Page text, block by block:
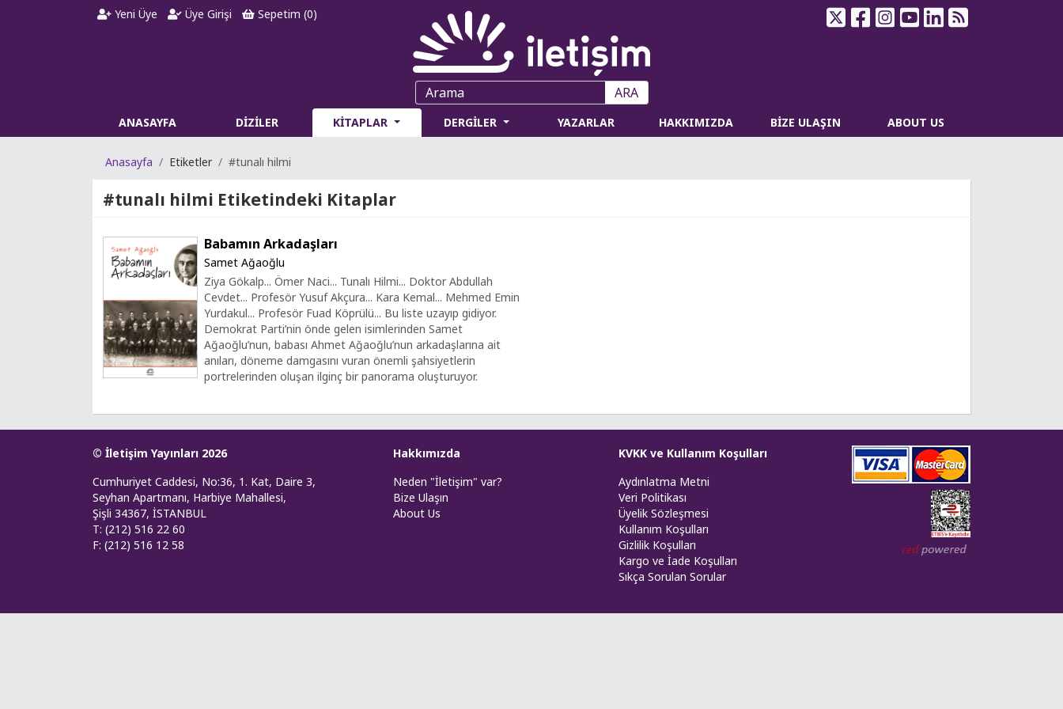
Yeni Üye Üye Girişi Sepetim (0)
ARA
ANASAYFA DİZİLER KİTAPLAR DERGİLER YAZARLAR HAKKIMIZDA BİZE ULAŞIN ABOUT US
Anasayfa Etiketler #tunalı hilmi
#tunalı hilmi Etiketindeki Kitaplar
Babamın Arkadaşları
Samet Ağaoğlu
Ziya Gökalp... Ömer Naci... Tunalı Hilmi... Doktor Abdullah
Cevdet... Profesör Yusuf Akçura... Kara Kemal... Mehmed Emin
Yurdakul... Profesör Fuad Köprülü... Bu liste uzayıp gidiyor.
Demokrat Parti’nin önde gelen isimlerinden Samet
Ağaoğlu’nun, babası Ahmet Ağaoğlu’nun arkadaşlarına ait
anıları, döneme damgasını vuran önemli şahsiyetlerin
portrelerinden oluşan ilginç bir panorama oluşturuyor.
© İletişim Yayınları 2026
Cumhuriyet Caddesi, No:36, 1. Kat, Daire 3,
Seyhan Apartmanı, Harbiye Mahallesi,
Şişli 34367, İSTANBUL
T: (212) 516 22 60
F: (212) 516 12 58
Hakkımızda
Neden "İletişim" var?
Bize Ulaşın
About Us
KVKK ve Kullanım Koşulları
Aydınlatma Metni
Veri Politikası
Üyelik Sözleşmesi
Kullanım Koşulları
Gizlilik Koşulları
Kargo ve İade Koşulları
Sıkça Sorulan Sorular
Web tasarım: Red Bilişim